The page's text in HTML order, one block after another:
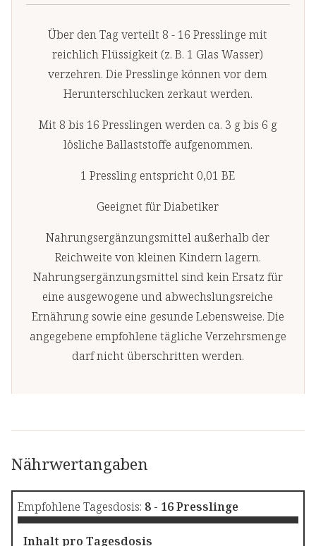
Über den Tag verteilt 8 - 16 Presslinge mit
reichlich Flüssigkeit (z. B. 1 Glas Wasser)
verzehren. Die Presslinge können vor dem
Herunterschlucken zerkaut werden.
Mit 8 bis 16 Presslingen werden ca. 3 g bis 6 g
lösliche Ballaststoffe aufgenommen.
1 Pressling entspricht 0,01 BE
Geeignet für Diabetiker
Nahrungsergänzungsmittel außerhalb der
Reichweite von kleinen Kindern lagern.
Nahrungsergänzungsmittel sind kein Ersatz für
eine ausgewogene und abwechslungsreiche
Ernährung sowie eine gesunde Lebensweise. Die
angegebene empfohlene tägliche Verzehrsmenge
darf nicht überschritten werden.
Nährwertangaben
Empfohlene Tagesdosis: 8 - 16 Presslinge
Inhalt pro Tagesdosis